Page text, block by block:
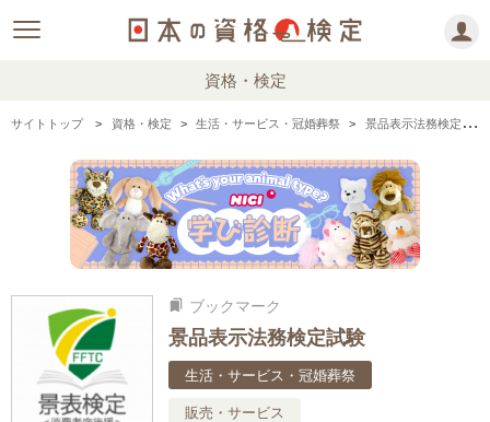
資格・検定
サイトトップ 資格・検定 生活・サービス・冠婚葬祭 景品表示法務検定試験の情報まとめ・口コミ・体験談
bookmarks ブックマーク
景品表示法務検定試験
生活・サービス・冠婚葬祭
販売・サービス